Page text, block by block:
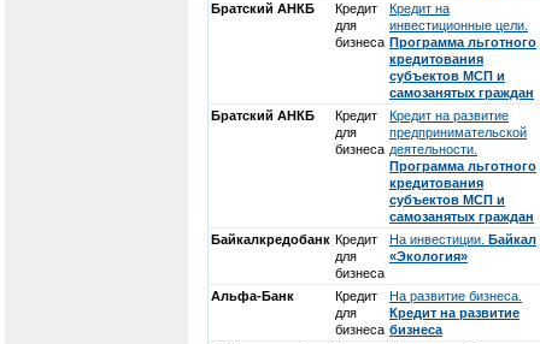
Братский АНКБ
Кредит
для
бизнеса
Кредит на
инвестиционные цели.
Программа льготного
кредитования
субъектов МСП и
самозанятых граждан
Братский АНКБ
Кредит
для
бизнеса
Кредит на развитие
предпринимательской
деятельности.
Программа льготного
кредитования
субъектов МСП и
самозанятых граждан
Байкалкредобанк Кредит
для
бизнеса
На инвестиции. Байкал
«Экология»
Альфа-Банк
Кредит
для
бизнеса
На развитие бизнеса.
Кредит на развитие
бизнеса